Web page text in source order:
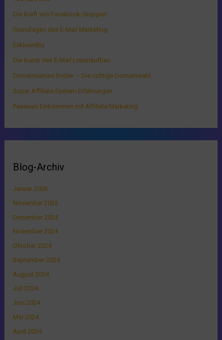
Die Kraft von Facebook-Gruppen
Grundlagen des E-Mail Marketing
ExklusivBiz
Die Kunst des E-Mail Listenaufbau
Domainnamen finden – Die richtige Domainwahl
Super Affiliate System Erfahrungen
Passives Einkommen mit Affiliate Marketing
Blog-Archiv
Januar 2026
November 2025
Dezember 2024
November 2024
Oktober 2024
September 2024
August 2024
Juli 2024
Juni 2024
Mai 2024
April 2024